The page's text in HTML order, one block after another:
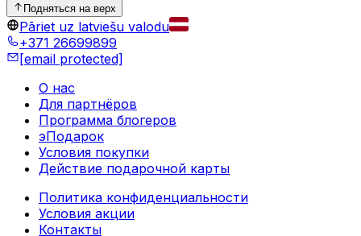
Подняться на верх
Pāriet uz latviešu valodu
+371 26699899
[email protected]
О нас
Для партнёров
Программа блогеров
эПодарок
Условия покупки
Действие подарочной карты
Политика конфиденциальности
Условия акции
Контакты